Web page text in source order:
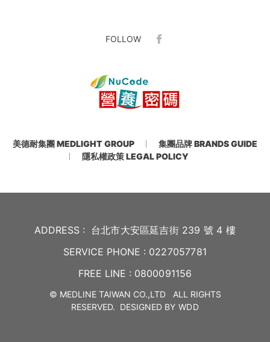
美德耐集團 MEDLIGHT GROUP
集團品牌 BRANDS GUIDE
隱私權政策 LEGAL POLICY
FOLLOW
ADDRESS : 台北市大安區延吉街 239 號 4 樓
SERVICE PHONE : 0227057781
FREE LINE : 0800091156
© MEDLINE TAIWAN CO.,LTD ALL RIGHTS
RESERVED. DESIGNED BY WDD